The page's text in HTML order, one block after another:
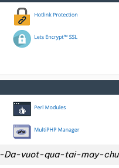
Da-vuot-qua-tai-may-chu